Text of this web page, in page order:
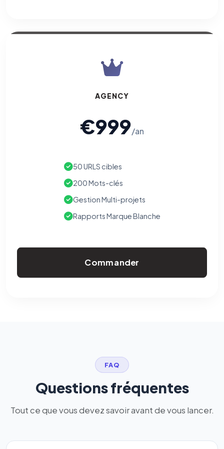
AGENCY
€999/an
50 URLS cibles
200 Mots-clés
Gestion Multi-projets
Rapports Marque Blanche
Commander
FAQ
Questions fréquentes
Tout ce que vous devez savoir avant de vous lancer.